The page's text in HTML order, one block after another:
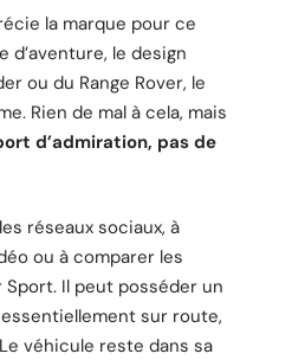
la marque pour ce
d’aventure, le design
ou du Range Rover, le
Rien de mal à cela, mais
d’admiration, pas de
réseaux sociaux, à
ou à comparer les
Sport. Il peut posséder un
essentiellement sur route,
véhicule reste dans sa